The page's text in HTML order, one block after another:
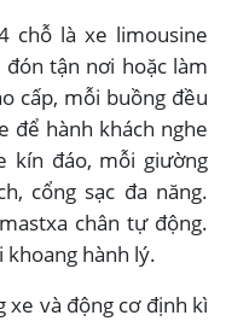
chỗ là xe limousine
tận nơi hoặc làm
cấp, mỗi buồng đều
để hành khách nghe
kín đáo, mỗi giường
cổng sạc đa năng.
chân tự động.
hành lý.
và động cơ định kì